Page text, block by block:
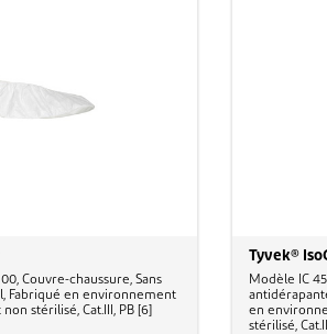
Couvre-chaussure, Sans
Fabriqué en environnement
stérilisé, Cat.III, PB [6]
Tyvek®
Modèle IC
en
stérilisé,